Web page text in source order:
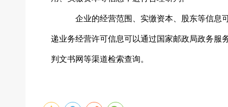
企业的经营范围、实缴资本、股东等信息
递业务经营许可信息可以通过国家邮政局政务服
判文书网等渠道检索查询。